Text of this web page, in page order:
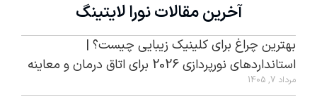
آخرین مقالات نورا لایتینگ
بهترین چراغ برای کلینیک زیبایی چیست؟ |
استانداردهای نورپردازی 2026 برای اتاق درمان و معاینه
مرداد 7, 1405